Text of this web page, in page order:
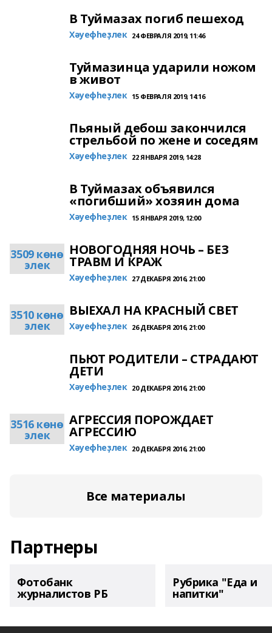
В Туймазах погиб пешеход
Хәуефһеҙлек 24 ФЕВРАЛЯ 2019, 11:46
Туймазинца ударили ножом
в живот
Хәуефһеҙлек 15 ФЕВРАЛЯ 2019, 14:16
Пьяный дебош закончился
стрельбой по жене и соседям
Хәуефһеҙлек 22 ЯНВАРЯ 2019, 14:28
В Туймазах объявился
«погибший» хозяин дома
Хәуефһеҙлек 15 ЯНВАРЯ 2019, 12:00
3509 көнө
элек
НОВОГОДНЯЯ НОЧЬ – БЕЗ
ТРАВМ И КРАЖ
Хәуефһеҙлек 27 ДЕКАБРЯ 2016, 21:00
3510 көнө
элек
ВЫЕХАЛ НА КРАСНЫЙ СВЕТ
Хәуефһеҙлек 26 ДЕКАБРЯ 2016, 21:00
ПЬЮТ РОДИТЕЛИ – СТРАДАЮТ
ДЕТИ
Хәуефһеҙлек 20 ДЕКАБРЯ 2016, 21:00
3516 көнө
элек
АГРЕССИЯ ПОРОЖДАЕТ
АГРЕССИЮ
Хәуефһеҙлек 20 ДЕКАБРЯ 2016, 21:00
Все материалы
Партнеры
Фотобанк
журналистов РБ
Рубрика "Еда и
напитки"